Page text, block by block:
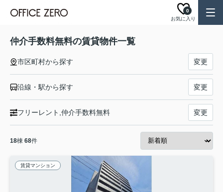
お気に入り
0
仲介手数料無料の賃貸物件一覧
市区町村から探す 変更
沿線・駅から探す 変更
フリーレント,仲介手数料無料 変更
18棟 68件
賃貸マンション